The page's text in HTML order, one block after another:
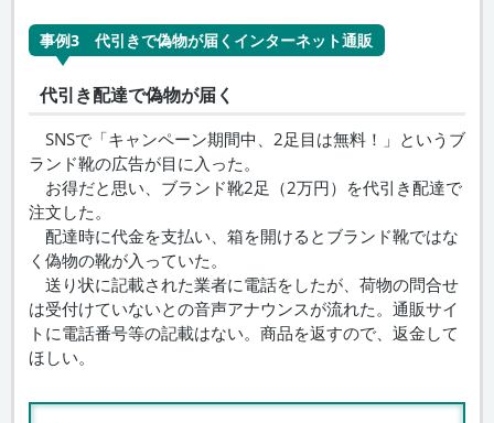
事例3 代引きで偽物が届くインターネット通販
代引き配達で偽物が届く
SNSで「キャンペーン期間中、2足目は無料！」というブ
ランド靴の広告が目に入った。
お得だと思い、ブランド靴2足（2万円）を代引き配達で
注文した。
配達時に代金を支払い、箱を開けるとブランド靴ではな
く偽物の靴が入っていた。
送り状に記載された業者に電話をしたが、荷物の問合せ
は受付けていないとの音声アナウンスが流れた。通販サイ
トに電話番号等の記載はない。商品を返すので、返金して
ほしい。